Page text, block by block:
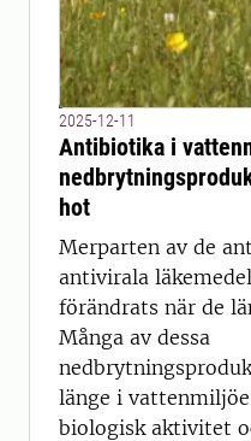
2025-12-11
Antibiotika i
hot
Merparten av de
antivirala
förändrats när de
Många av dessa
länge i
biologisk aktivitet